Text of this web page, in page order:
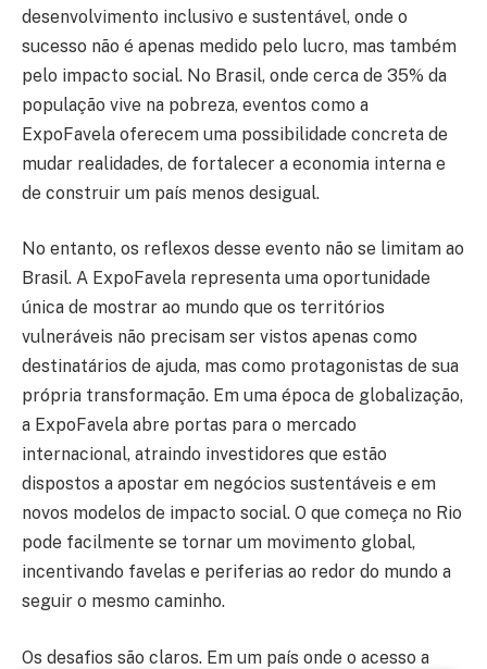
desenvolvimento inclusivo e sustentável, onde o
sucesso não é apenas medido pelo lucro, mas também
pelo impacto social. No Brasil, onde cerca de 35% da
população vive na pobreza, eventos como a
ExpoFavela oferecem uma possibilidade concreta de
mudar realidades, de fortalecer a economia interna e
de construir um país menos desigual.
No entanto, os reflexos desse evento não se limitam ao
Brasil. A ExpoFavela representa uma oportunidade
única de mostrar ao mundo que os territórios
vulneráveis não precisam ser vistos apenas como
destinatários de ajuda, mas como protagonistas de sua
própria transformação. Em uma época de globalização,
a ExpoFavela abre portas para o mercado
internacional, atraindo investidores que estão
dispostos a apostar em negócios sustentáveis e em
novos modelos de impacto social. O que começa no Rio
pode facilmente se tornar um movimento global,
incentivando favelas e periferias ao redor do mundo a
seguir o mesmo caminho.
Os desafios são claros. Em um país onde o acesso a